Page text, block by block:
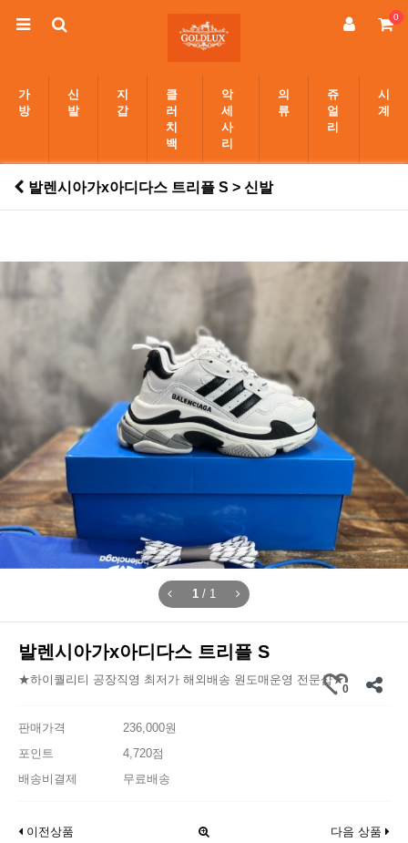
0
가
방
신
발
지
갑
클
러
치
백
악
세
사
리
의
류
쥬
얼
리
시
계
발렌시아가x아디다스 트리플 S > 신발
1 / 1
발렌시아가x아디다스 트리플 S
★하이퀄리티 공장직영 최저가 해외배송 원도매운영 전문샵★
0
판매가격
236,000원
포인트
4,720점
배송비결제
무료배송
이전상품 다음 상품